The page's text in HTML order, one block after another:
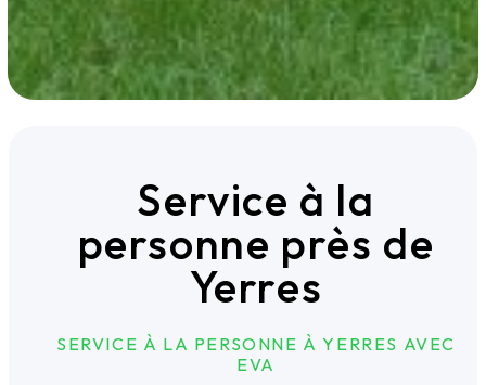
Service à la
personne près de
Yerres
SERVICE À LA PERSONNE À YERRES AVEC
EVA